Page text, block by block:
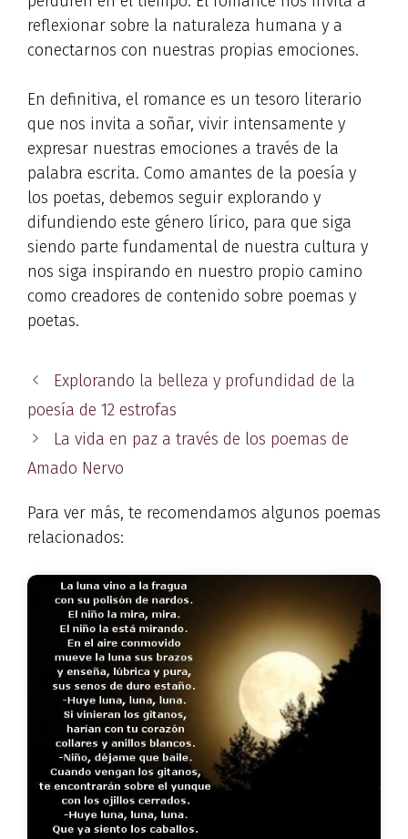
reflexionar sobre la naturaleza humana y a
conectarnos con nuestras propias emociones.
En definitiva, el romance es un tesoro literario
que nos invita a soñar, vivir intensamente y
expresar nuestras emociones a través de la
palabra escrita. Como amantes de la poesía y
los poetas, debemos seguir explorando y
difundiendo este género lírico, para que siga
siendo parte fundamental de nuestra cultura y
nos siga inspirando en nuestro propio camino
como creadores de contenido sobre poemas y
poetas.
Explorando la belleza y profundidad de la
poesía de 12 estrofas
La vida en paz a través de los poemas de
Amado Nervo
Para ver más, te recomendamos algunos poemas
relacionados: